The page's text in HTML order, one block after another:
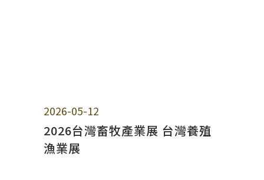
2026-05-12
2026台灣畜牧產業展 台灣養殖
漁業展